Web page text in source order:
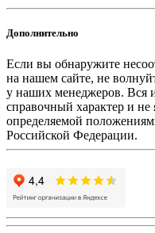
Дополнительно
Если вы обнаружите
на нашем сайте, не
у наших менеджеров. Вся
справочный характер и не
определяемой
Российской Федерации.